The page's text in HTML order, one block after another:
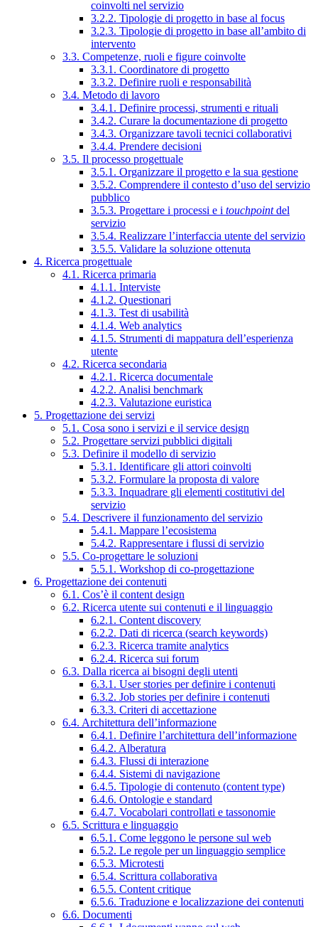
coinvolti nel servizio
3.2.2. Tipologie di progetto in base al focus
3.2.3. Tipologie di progetto in base all’ambito di
intervento
3.3. Competenze, ruoli e figure coinvolte
3.3.1. Coordinatore di progetto
3.3.2. Definire ruoli e responsabilità
3.4. Metodo di lavoro
3.4.1. Definire processi, strumenti e rituali
3.4.2. Curare la documentazione di progetto
3.4.3. Organizzare tavoli tecnici collaborativi
3.4.4. Prendere decisioni
3.5. Il processo progettuale
3.5.1. Organizzare il progetto e la sua gestione
3.5.2. Comprendere il contesto d’uso del servizio
pubblico
3.5.3. Progettare i processi e i touchpointdel
servizio
3.5.4. Realizzare l’interfaccia utente del servizio
3.5.5. Validare la soluzione ottenuta
4. Ricerca progettuale
4.1. Ricerca primaria
4.1.1. Interviste
4.1.2. Questionari
4.1.3. Test di usabilità
4.1.4. Web analytics
4.1.5. Strumenti di mappatura dell’esperienza
utente
4.2. Ricerca secondaria
4.2.1. Ricerca documentale
4.2.2. Analisi benchmark
4.2.3. Valutazione euristica
5. Progettazione dei servizi
5.1. Cosa sono i servizi e il service design
5.2. Progettare servizi pubblici digitali
5.3. Definire il modello di servizio
5.3.1. Identificare gli attori coinvolti
5.3.2. Formulare la proposta di valore
5.3.3. Inquadrare gli elementi costitutivi del
servizio
5.4. Descrivere il funzionamento del servizio
5.4.1. Mappare l’ecosistema
5.4.2. Rappresentare i flussi di servizio
5.5. Co-progettare le soluzioni
5.5.1. Workshop di co-progettazione
6. Progettazione dei contenuti
6.1. Cos’è il content design
6.2. Ricerca utente sui contenuti e il linguaggio
6.2.1. Content discovery
6.2.2. Dati di ricerca (search keywords)
6.2.3. Ricerca tramite analytics
6.2.4. Ricerca sui forum
6.3. Dalla ricerca ai bisogni degli utenti
6.3.1. User stories per definire i contenuti
6.3.2. Job stories per definire i contenuti
6.3.3. Criteri di accettazione
6.4. Architettura dell’informazione
6.4.1. Definire l’architettura dell’informazione
6.4.2. Alberatura
6.4.3. Flussi di interazione
6.4.4. Sistemi di navigazione
6.4.5. Tipologie di contenuto (content type)
6.4.6. Ontologie e standard
6.4.7. Vocabolari controllati e tassonomie
6.5. Scrittura e linguaggio
6.5.1. Come leggono le persone sul web
6.5.2. Le regole per un linguaggio semplice
6.5.3. Microtesti
6.5.4. Scrittura collaborativa
6.5.5. Content critique
6.5.6. Traduzione e localizzazione dei contenuti
6.6. Documenti